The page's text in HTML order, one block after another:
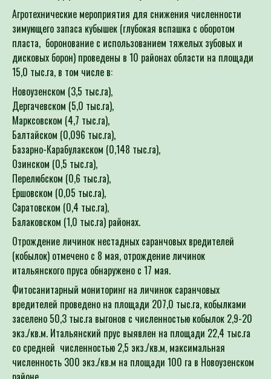
Агротехнические мероприятия для снижения численности
зимующего запаса кубышек (глубокая вспашка с оборотом
пласта, боронование с использованием тяжелых зубовых и
дисковых борон) проведены в 10 районах области на площади
15,0 тыс.га, в том числе в:
Новоузенском (3,5 тыс.га),
Дергачевском (5,0 тыс.га),
Марксовском (4,7 тыс.га),
Балтайском (0,096 тыс.га),
Базарно-Карабулакском (0,148 тыс.га),
Озинском (0,5 тыс.га),
Перелюбском (0,6 тыс.га),
Ершовском (0,05 тыс.га),
Саратовском (0,4 тыс.га),
Балаковском (1,0 тыс.га) районах.
Отрождение личинок нестадных саранчовых вредителей
(кобылок) отмечено с 8 мая, отрождение личинок
итальянского пруса обнаружено с 17 мая.
Фитосанитарный мониторинг на личинок саранчовых
вредителей проведено на площади 207,0 тыс.га, кобылками
заселено 50,3 тыс.га выгонов с численностью кобылок 2,9-20
экз./кв.м. Итальянский прус выявлен на площади 22,4 тыс.га
со средней численностью 2,5 экз./кв.м, максимальная
численность 300 экз./кв.м на площади 100 га в Новоузенском
районе.